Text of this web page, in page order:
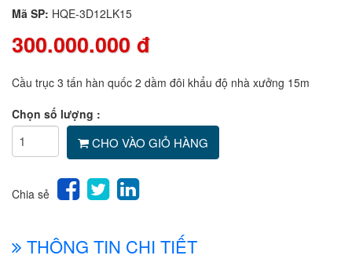
Mã SP: HQE-3D12LK15
300.000.000 đ
Cầu trục 3 tấn hàn quốc 2 dầm đôi khẩu độ nhà xưởng 15m
Chọn số lượng :
CHO VÀO GIỎ HÀNG
Chia sẻ
THÔNG TIN CHI TIẾT